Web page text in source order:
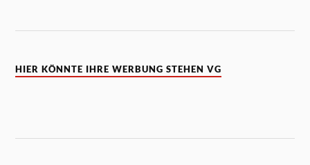
HIER KÖNNTE IHRE WERBUNG STEHEN VG